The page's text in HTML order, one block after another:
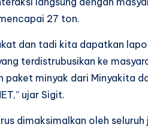
27 ton.
dan tadi kita dapatkan
terdistrubusikan ke
minyak dari Minyakita
ujar Sigit.
dimaksimalkan oleh seluruh